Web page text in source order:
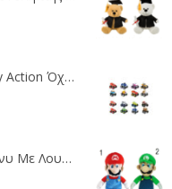
Playmobil City Action Όχημα Πυροσβεστικής Με Τροχαλία Ρυμούλκησης 9466
Playmobil Πόνυ Με Λουλουδάκια Και Κοριτσάκι 6968